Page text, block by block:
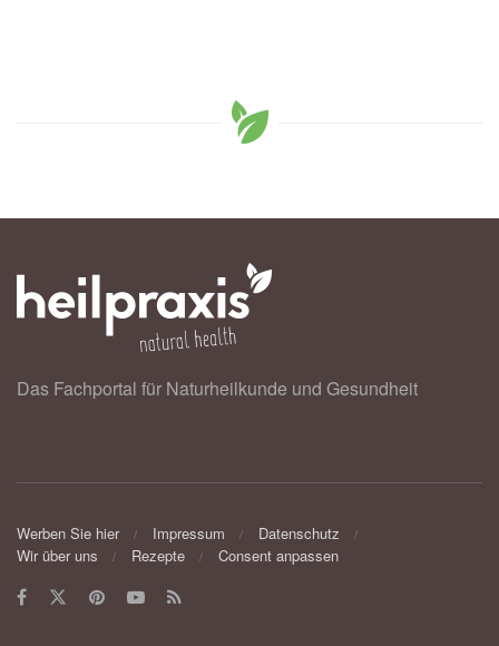
Das Fachportal für Naturheilkunde und Gesundheit
Werben Sie hier Impressum
Datenschutz
Wir über uns
Rezepte Consent anpassen